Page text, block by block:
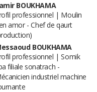
BOUKHAMA
professionnel | Moulin
amor - Chef de qaurt
BOUKHAMA
professionnel | Somik
filiale sonatrach -
industriel machine